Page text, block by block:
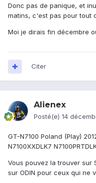
Donc pas de panique, et
matins, c'est pas pour tout
Moi je dirais fin décembre
Citer
Alienex
Posté(e) 14
GT-N7100 Poland (Play)
N7100XXDLK7
Vous pouvez la trouver sur
sur ODIN pour ceux qui ne